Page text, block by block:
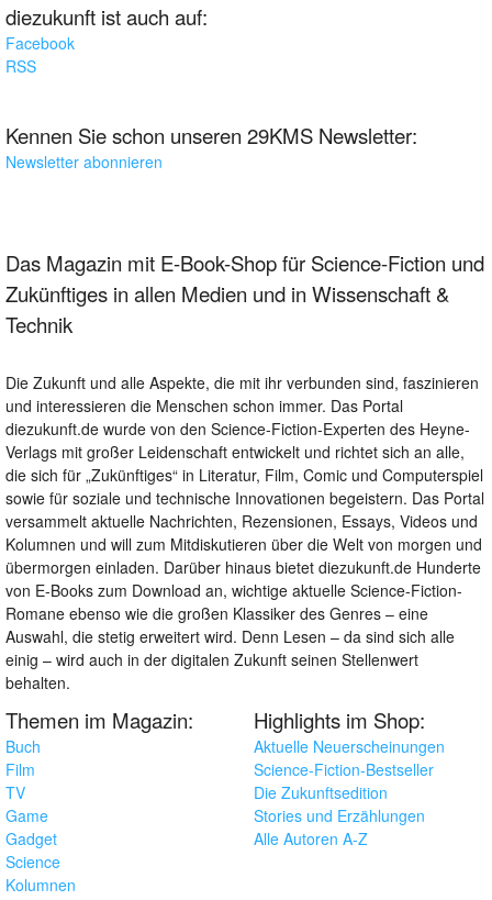
diezukunft ist auch auf:
Facebook
RSS
Kennen Sie schon unseren 29KMS Newsletter:
Newsletter abonnieren
Das Magazin mit E-Book-Shop für Science-Fiction und
Zukünftiges in allen Medien und in Wissenschaft &
Technik
Die Zukunft und alle Aspekte, die mit ihr verbunden sind, faszinieren
und interessieren die Menschen schon immer. Das Portal
diezukunft.de wurde von den Science-Fiction-Experten des Heyne-
Verlags mit großer Leidenschaft entwickelt und richtet sich an alle,
die sich für „Zukünftiges“ in Literatur, Film, Comic und Computerspiel
sowie für soziale und technische Innovationen begeistern. Das Portal
versammelt aktuelle Nachrichten, Rezensionen, Essays, Videos und
Kolumnen und will zum Mitdiskutieren über die Welt von morgen und
übermorgen einladen. Darüber hinaus bietet diezukunft.de Hunderte
von E-Books zum Download an, wichtige aktuelle Science-Fiction-
Romane ebenso wie die großen Klassiker des Genres – eine
Auswahl, die stetig erweitert wird. Denn Lesen – da sind sich alle
einig – wird auch in der digitalen Zukunft seinen Stellenwert
behalten.
Themen im Magazin:
Buch
Film
TV
Game
Gadget
Science
Kolumnen
Highlights im Shop:
Aktuelle Neuerscheinungen
Science-Fiction-Bestseller
Die Zukunftsedition
Stories und Erzählungen
Alle Autoren A-Z